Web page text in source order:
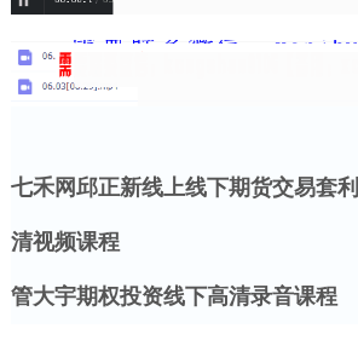
七禾网邱正新线上线下期货交易套
清视频课程
管大宇期权投资线下高清录音课程